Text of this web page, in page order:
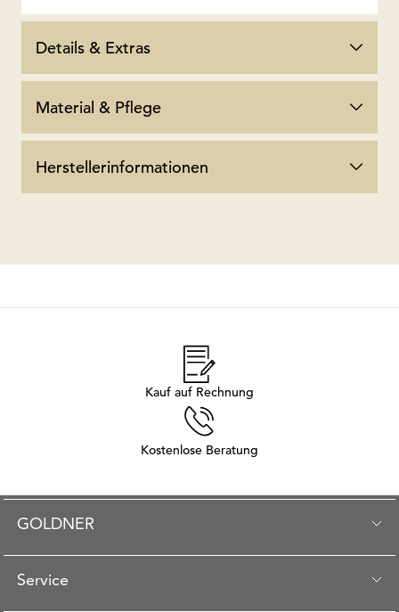
Details & Extras
Material & Pflege
Herstellerinformationen
Kauf auf Rechnung
Kostenlose Beratung
GOLDNER
Service